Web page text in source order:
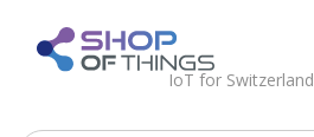
content ShopOfThings
IoT for Switzerland